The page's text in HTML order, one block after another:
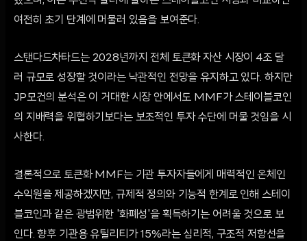
여전히 초기 단계에 머물러 있음을 보여준다.
스탠다드차타드는 2028년까지 전체 토큰화 자산 시장이 4조 달
러 규모로 성장할 것이라는 낙관적인 전망을 유지하고 있다. 하지만
JP모건의 분석은 이 거대한 시장 안에서도 MMF가 스테이블코인
의 지배력을 위협하기보다는 보조적인 투자 수단에 머물 것임을 시
사한다.
결론적으로 토큰화 MMF는 기관 투자자들에게 매력적인 온체인
수익원을 제공하겠지만, 규제적 정의와 기능적 한계로 인해 스테이
블코인과 같은 광범위한 '화폐성'을 획득하기는 어려울 것으로 보
인다. 향후 기관용 유틸리티가 15%라는 심리적, 구조적 저항선을